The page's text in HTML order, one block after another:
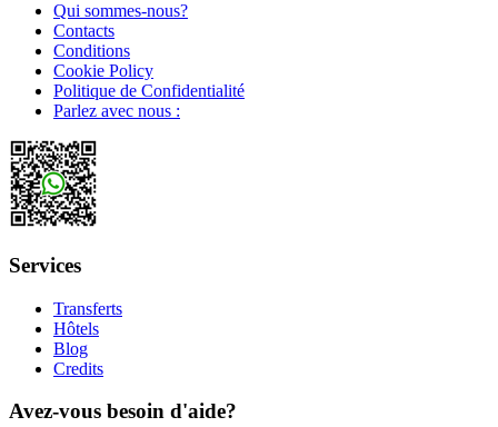
Qui sommes-nous?
Contacts
Conditions
Cookie Policy
Politique de Confidentialité
Parlez avec nous :
Services
Transferts
Hôtels
Blog
Credits
Avez-vous besoin d'aide?